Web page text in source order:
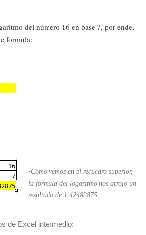
del número 16 en base 7, por ende,
formula:
-Como vemos en el recuadro superior,
la fórmula del logaritmo nos arrojó un
resultado de 1.42482875.
de Excel intermedio: